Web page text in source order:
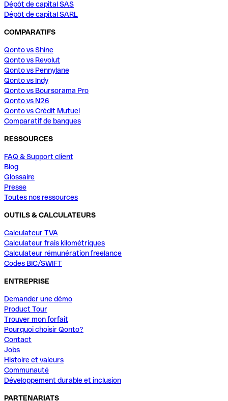
Dépôt de capital SAS
Dépôt de capital SARL
COMPARATIFS
Qonto vs Shine
Qonto vs Revolut
Qonto vs Pennylane
Qonto vs Indy
Qonto vs Boursorama Pro
Qonto vs N26
Qonto vs Crédit Mutuel
Comparatif de banques
RESSOURCES
FAQ & Support client
Blog
Glossaire
Presse
Toutes nos ressources
OUTILS & CALCULATEURS
Calculateur TVA
Calculateur frais kilométriques
Calculateur rémunération freelance
Codes BIC/SWIFT
ENTREPRISE
Demander une démo
Product Tour
Trouver mon forfait
Pourquoi choisir Qonto?
Contact
Jobs
Histoire et valeurs
Communauté
Développement durable et inclusion
PARTENARIATS